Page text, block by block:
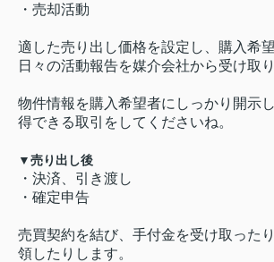
・売却活動
適した売り出し価格を設定し、購入希
日々の活動報告を媒介会社から受け取り
物件情報を購入希望者にしっかり開示
得できる取引をしてくださいね。
▼売り出し後
・決済、引き渡し
・確定申告
売買契約を結び、手付金を受け取った
領したりします。